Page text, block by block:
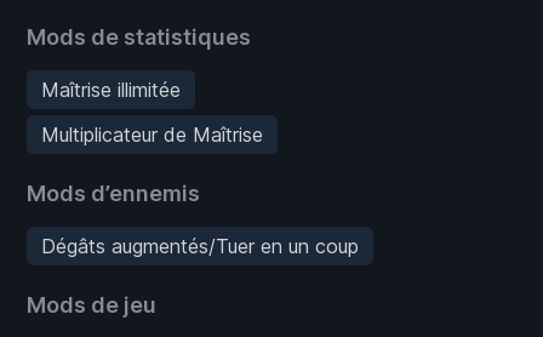
Mods de statistiques
Maîtrise illimitée
Multiplicateur de Maîtrise
Mods d’ennemis
Dégâts augmentés/Tuer en un coup
Mods de jeu